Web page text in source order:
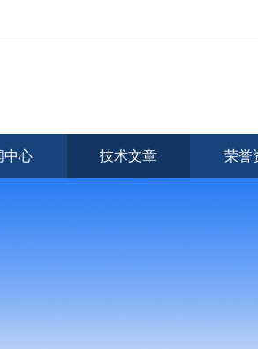
中心 技术文章 荣誉